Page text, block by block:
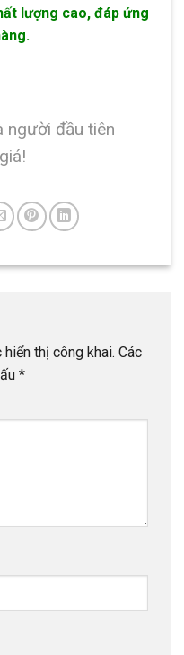
lượng cao, đáp ứng
người đầu tiên
thị công khai. Các
*